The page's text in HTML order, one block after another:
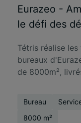
Eurazeo -
le défi des
Tétris réalise
bureaux
de 8000m²,
Bureau
8000 m²